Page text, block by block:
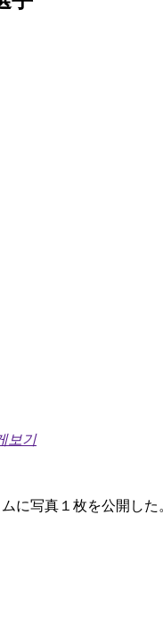
보기
写真１枚を公開し